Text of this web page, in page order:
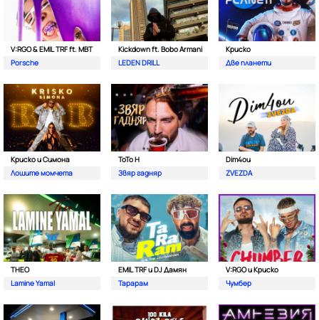
V:RGO & EMIL TRF ft. MBT
Porsche
Kickdown ft. Bobo Armani
LEDEN DRILL
Криско
Две планети
Криско и Симона
Лошите момчета
ToTo H
Звяр гадняр
Dim4ou
ZVEZDA
THEO
Lamine Yamal
EMIL TRF и DJ Дамян
Тарарам
V:RGO и Криско
Чумбер